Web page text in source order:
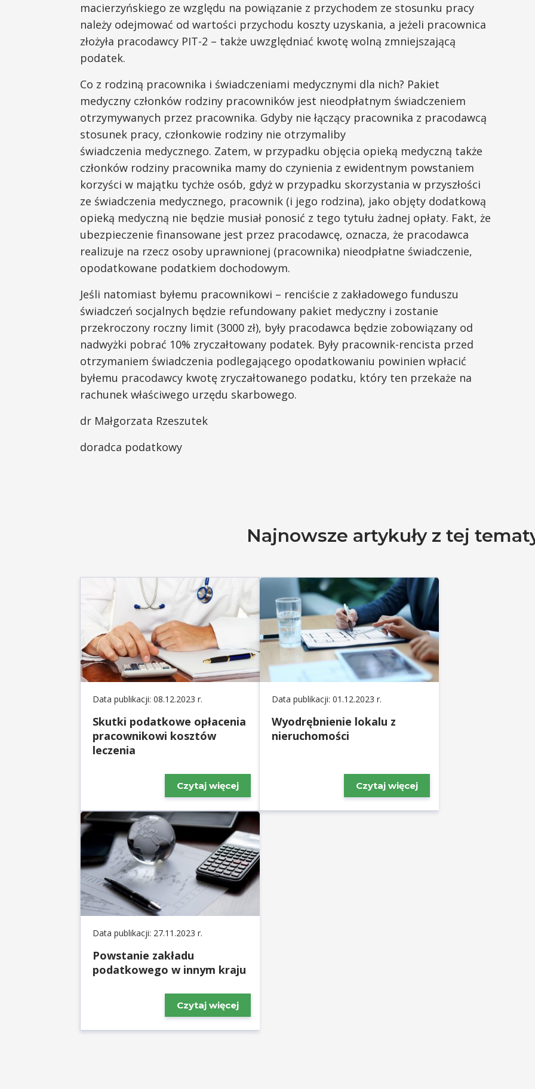
macierzyńskiego ze względu na powiązanie z przychodem ze stosunku pracy
należy odejmować od wartości przychodu koszty uzyskania, a jeżeli pracownica
złożyła pracodawcy PIT-2 – także uwzględniać kwotę wolną zmniejszającą
podatek.
Co z rodziną pracownika i świadczeniami medycznymi dla nich? Pakiet
medyczny członków rodziny pracowników jest nieodpłatnym świadczeniem
otrzymywanych przez pracownika. Gdyby nie łączący pracownika z pracodawcą
stosunek pracy, członkowie rodziny nie otrzymaliby
świadczenia medycznego. Zatem, w przypadku objęcia opieką medyczną także
członków rodziny pracownika mamy do czynienia z ewidentnym powstaniem
korzyści w majątku tychże osób, gdyż w przypadku skorzystania w przyszłości
ze świadczenia medycznego, pracownik (i jego rodzina), jako objęty dodatkową
opieką medyczną nie będzie musiał ponosić z tego tytułu żadnej opłaty. Fakt, że
ubezpieczenie finansowane jest przez pracodawcę, oznacza, że pracodawca
realizuje na rzecz osoby uprawnionej (pracownika) nieodpłatne świadczenie,
opodatkowane podatkiem dochodowym.
Jeśli natomiast byłemu pracownikowi – renciście z zakładowego funduszu
świadczeń socjalnych będzie refundowany pakiet medyczny i zostanie
przekroczony roczny limit (3000 zł), były pracodawca będzie zobowiązany od
nadwyżki pobrać 10% zryczałtowany podatek. Były pracownik-rencista przed
otrzymaniem świadczenia podlegającego opodatkowaniu powinien wpłacić
byłemu pracodawcy kwotę zryczałtowanego podatku, który ten przekaże na
rachunek właściwego urzędu skarbowego.
dr Małgorzata Rzeszutek
doradca podatkowy
Najnowsze artykuły z tej
Data publikacji: 08.12.2023 r.
Skutki podatkowe opłacenia
pracownikowi kosztów
leczenia
Czytaj więcej
Data publikacji: 01.12.2023 r.
Wyodrębnienie lokalu z
nieruchomości
Czytaj więcej
Data publikacji: 27.11.2023 r.
Powstanie zakładu
podatkowego w innym kraju
Czytaj więcej